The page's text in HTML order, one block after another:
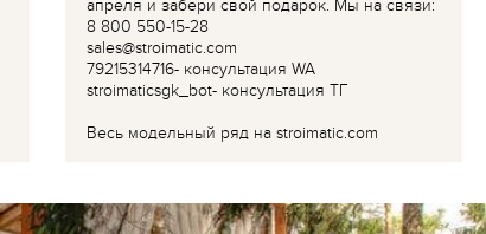
апреля и забери свой подарок. Мы на связи:
8 800 550-15-28
sales@stroimatic.com
79215314716- консультация WA
stroimaticsgk_bot- консультация ТГ
Весь модельный ряд на stroimatic.com